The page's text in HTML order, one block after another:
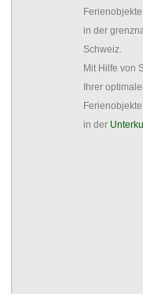
in der
Schweiz.
Mit Hilfe von
Ihrer
in der